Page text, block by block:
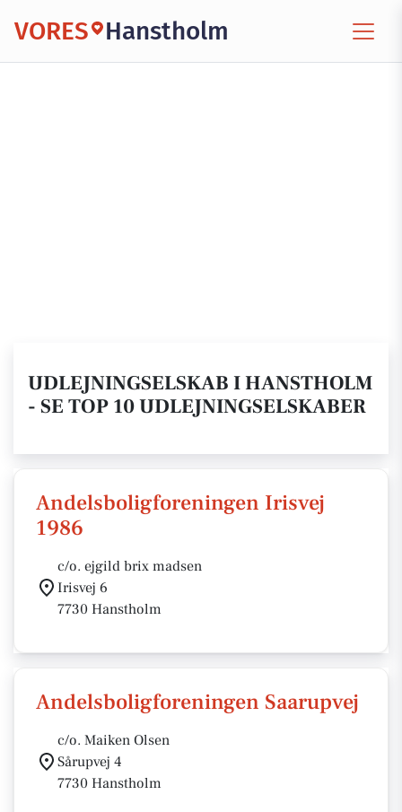
VORES Hanstholm
UDLEJNINGSELSKAB I HANSTHOLM
- SE TOP 10 UDLEJNINGSELSKABER
Andelsboligforeningen Irisvej
1986
c/o. ejgild brix madsen
Irisvej 6
7730 Hanstholm
Andelsboligforeningen Saarupvej
c/o. Maiken Olsen
Sårupvej 4
7730 Hanstholm